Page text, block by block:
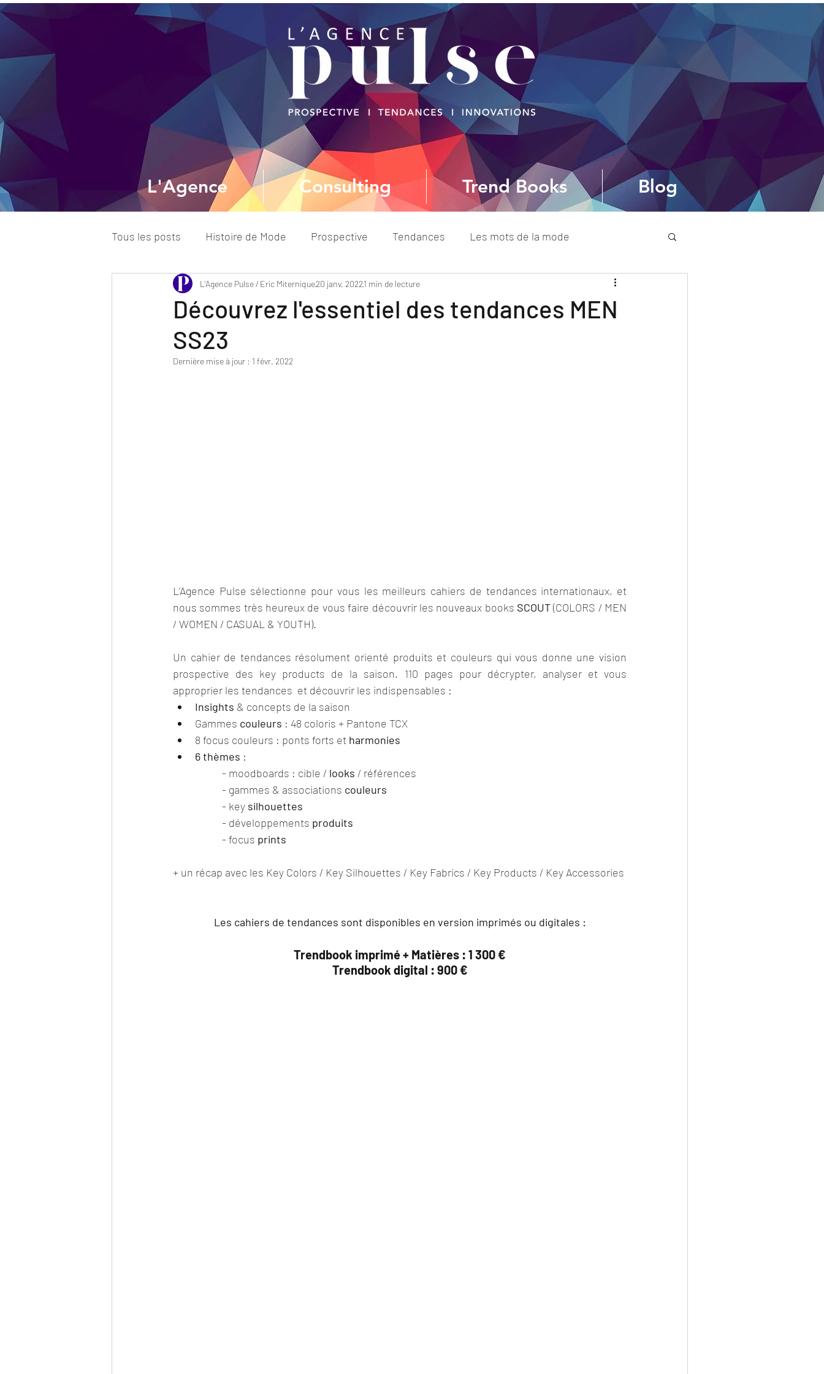
Tous les posts Histoire de Mode Prospective Tendances Les mots de la mode
Découvrez l'essentiel des tendances MEN
SS23
L'Agence Pulse / Eric Miternique20 janv. 20221 min de lecture
Dernière mise à jour : 1 févr. 2022
L’Agence Pulse sélectionne pour vous les meilleurs cahiers de tendances internationaux, et
nous sommes très heureux de vous faire découvrir les nouveaux books SCOUT (COLORS / MEN
/ WOMEN / CASUAL & YOUTH).
Un cahier de tendances résolument orienté produits et couleurs qui vous donne une vision
prospective des key products de la saison. 110 pages pour décrypter, analyser et vous
approprier les tendances  et découvrir les indispensables :
Insights & concepts de la saison
Gammes couleurs : 48 coloris + Pantone TCX
8 focus couleurs : ponts forts et harmonies
6 thèmes :
- moodboards : cible / looks / références
- gammes & associations couleurs
- key silhouettes
- développements produits
- focus prints
+ un récap avec les Key Colors / Key Silhouettes / Key Fabrics / Key Products / Key Accessories
Les cahiers de tendances sont disponibles en version imprimés ou digitales :
Trendbook imprimé + Matières : 1 300 €
Trendbook digital : 900 €
L'Agence Consulting Trend Books Blog